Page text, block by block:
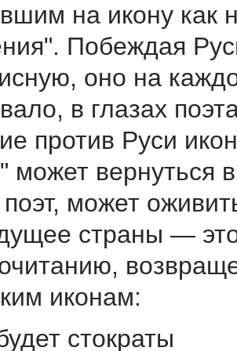
на икону как
Побеждая
оно на
в глазах
против Руси
может вернуться
может
страны —
иконам:
стократы